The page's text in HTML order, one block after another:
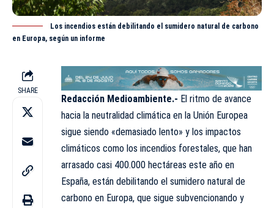
Los incendios están debilitando el sumidero natural de carbono
en Europa, según un informe
SHARE
Redacción Medioambiente.- El ritmo de avance
hacia la neutralidad climática en la Unión Europea
sigue siendo «demasiado lento» y los impactos
climáticos como los incendios forestales, que han
arrasado casi 400.000 hectáreas este año en
España, están debilitando el sumidero natural de
carbono en Europa, que sigue subvencionando y